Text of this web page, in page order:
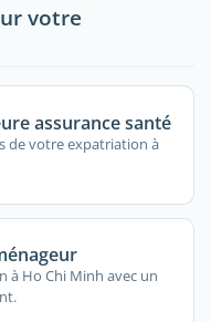
votre
assurance santé
de votre expatriation à
à Ho Chi Minh avec un